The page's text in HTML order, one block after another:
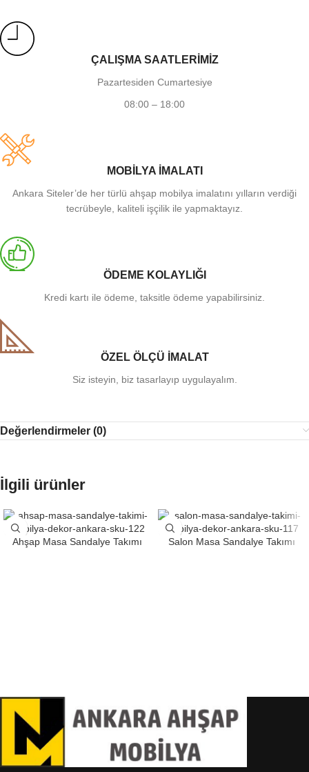
ÇALIŞMA SAATLERİMİZ
Pazartesiden Cumartesiye
08:00 – 18:00
MOBİLYA İMALATI
Ankara Siteler’de her türlü ahşap mobilya imalatını yılların verdiği
tecrübeyle, kaliteli işçilik ile yapmaktayız.
ÖDEME KOLAYLIĞI
Kredi kartı ile ödeme, taksitle ödeme yapabilirsiniz.
ÖZEL ÖLÇÜ İMALAT
Siz isteyin, biz tasarlayıp uygulayalım.
Değerlendirmeler (0)
İlgili ürünler
Ahşap Masa Sandalye Takımı Salon Masa Sandalye Takımı